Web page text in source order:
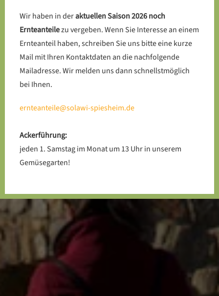
Wir haben in deraktuellen Saison 2026 noch
Ernteanteilezu vergeben. Wenn Sie Interesse an einem
Ernteanteil haben, schreiben Sie uns bitte eine kurze
Mail mit Ihren Kontaktdaten an die nachfolgende
Mailadresse. Wir melden uns dann schnellstmöglich
bei Ihnen.
ernteanteile@solawi-spiesheim.de
Ackerführung:
jeden 1. Samstag im Monat um 13 Uhr in unserem
Gemüsegarten!